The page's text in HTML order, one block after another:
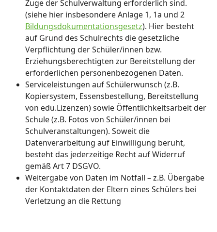
Zuge der Schulverwaltung erforderlich sind.
(siehe hier insbesondere Anlage 1, 1a und 2
Bildungsdokumentationsgesetz). Hier besteht
auf Grund des Schulrechts die gesetzliche
Verpflichtung der Schüler/innen bzw.
Erziehungsberechtigten zur Bereitstellung der
erforderlichen personenbezogenen Daten.
Serviceleistungen auf Schülerwunsch (z.B.
Kopiersystem, Essensbestellung, Bereitstellung
von edu.Lizenzen) sowie Öffentlichkeitsarbeit der
Schule (z.B. Fotos von Schüler/innen bei
Schulveranstaltungen). Soweit die
Datenverarbeitung auf Einwilligung beruht,
besteht das jederzeitige Recht auf Widerruf
gemäß Art 7 DSGVO.
Weitergabe von Daten im Notfall – z.B. Übergabe
der Kontaktdaten der Eltern eines Schülers bei
Verletzung an die Rettung